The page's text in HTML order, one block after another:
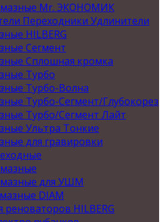
Mr. ЭКОНОМИК
Переходники Удлинители
HILBERG
Сегмент
Сплошная кромка
Турбо
Турбо-Волна
Турбо-Сегмент/Глубокорез
Турбо/Сегмент Лайт
Ультра Тонкие
для гравировки
для УШМ
DIAM
реноваторов HILBERG